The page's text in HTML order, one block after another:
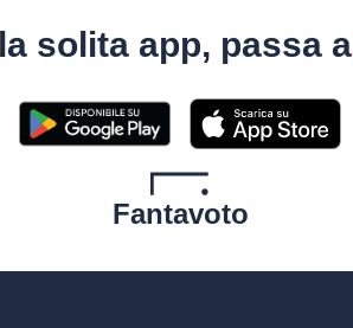
solita app, passa a
Fantavoto